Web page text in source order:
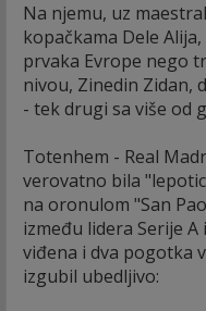
Na njemu, uz
kopačkama Dele
prvaka Evrope nego
nivou, Zinedin Zidan,
- tek drugi sa više od
Totenhem - Real
verovatno bila
na oronulom "San
između lidera Serije
viđena i dva pogotka
izgubil ubedljivo: